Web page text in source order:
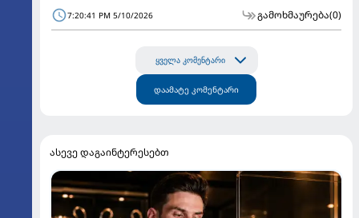
7:20:41 PM 5/10/2026 გამოხმაურება(0)
ყველა კომენტარი
დაამატე კომენტარი
ასევე დაგაინტერესებთ